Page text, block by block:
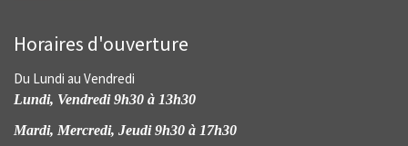
Horaires d'ouverture
Du Lundi au Vendredi
Lundi, Vendredi 9h30 à 13h30
Mardi, Mercredi, Jeudi 9h30 à 17h30